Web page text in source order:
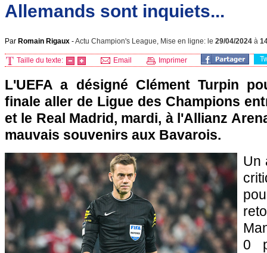
Allemands sont inquiets...
Par Romain Rigaux -Actu Champion's League, Mise en ligne: le 29/04/2024 à
Taille du texte: Email Imprimer
L'UEFA a désigné Clément Turpin
finale aller de Ligue des Champions
et le Real Madrid, mardi, à l'Allianz
mauvais souvenirs aux Bavarois.
Un
0